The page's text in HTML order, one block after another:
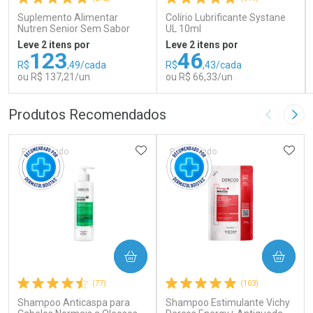
Suplemento Alimentar
Nutren Senior Sem Sabor
740g
Leve 2 itens por
R$123,49/cada
ou R$ 137,21/un
FECHAR
Comprar sem Desconto
FECHAR
Por Menos
Comprar sem Desconto
Colírio Lubrificante Systane
UL 10ml
Leve 2 itens por
R$46,43/cada
ou R$ 66,33/un
Comprar sem Desconto
Por Menos
Comprar sem Desconto
Produtos Recomendados Imagem
(77)
Shampoo Anticaspa para
Patrocinado ADICIONAR AOS FAVORITOS
COMPRAR
(103)
Shampoo Estimulante Vichy
Patrocinado
COMPRAR